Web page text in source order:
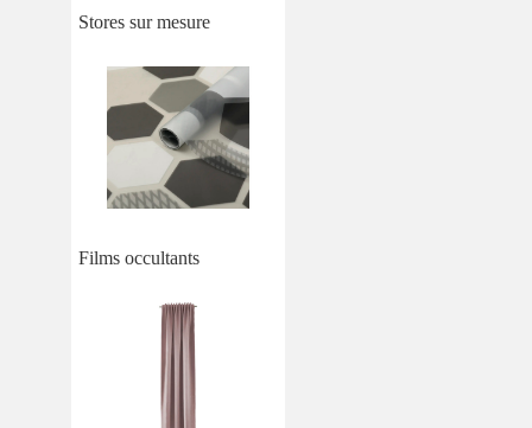
Stores sur mesure
Films occultants